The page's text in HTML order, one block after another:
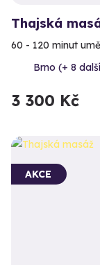
Thajská
60 - 120 minut
Brno (+ 8
3 300 Kč
AKCE